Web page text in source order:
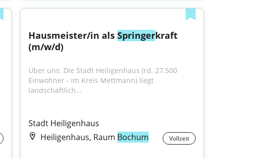
Hausmeister/in als Springerkraft
(m/w/d)
Über uns: Die Stadt Heiligenhaus (rd. 27.500
Einwohner - im Kreis Mettmann) liegt
landschaftlich...
Stadt Heiligenhaus
Heiligenhaus, Raum Bochum Vollzeit